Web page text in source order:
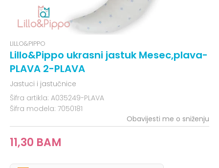
LILLO&PIPPO
Lillo&Pippo ukrasni jastuk Mesec,plava-
PLAVA 2-PLAVA
Jastuci i jastučnice
Šifra artikla: A035249-PLAVA
Šifra modela: 7050181
11,30 BAM
Obavijesti me o sniženju